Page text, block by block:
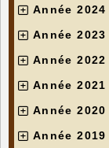
Année 2024
Année 2023
Année 2022
Année 2021
Année 2020
Année 2019